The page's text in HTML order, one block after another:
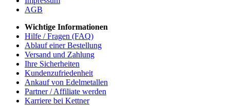
AGB
Wichtige Informationen
Hilfe / Fragen (FAQ)
Ablauf einer Bestellung
Versand und Zahlung
Ihre Sicherheiten
Kundenzufriedenheit
Ankauf von Edelmetallen
Partner / Affiliate werden
Karriere bei Kettner